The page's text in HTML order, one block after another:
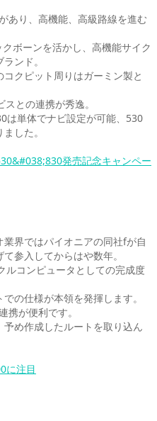
あり、高機能、高級路線を進む
ボーンを活かし、高機能サイク
ンド。
クピット周りはガーミン製と
との連携が秀逸。
は単体でナビ設定が可能、530
した。
発売記念キャンペー
界ではパイオニアの同社fが自
参入してからはや数年。
ルコンピュータとしての完成度
の仕様が本領を発揮します。
携が便利です。
め作成したルートを取り込ん
に注目